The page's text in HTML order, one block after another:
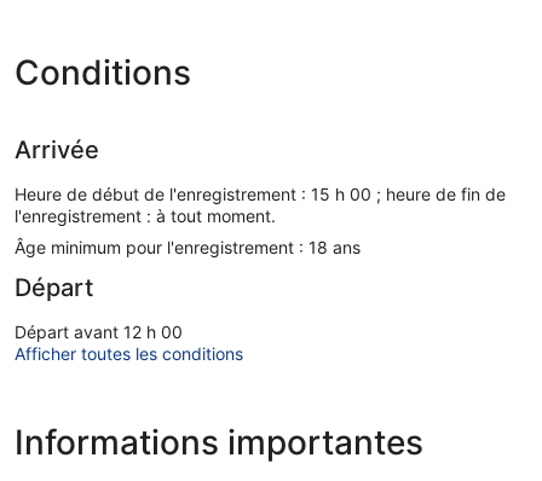
Conditions
Arrivée
Heure de début de l'enregistrement : 15 h 00 ; heure de fin de
l'enregistrement : à tout moment.
Âge minimum pour l'enregistrement : 18 ans
Départ
Départ avant 12 h 00
Afficher toutes les conditions
Informations importantes